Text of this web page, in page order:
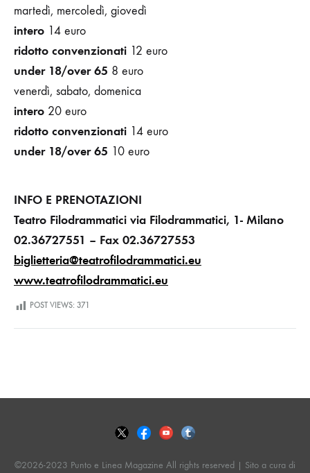
martedì, mercoledì, giovedì
intero 14 euro
ridotto convenzionati 12 euro
under 18/over 65 8 euro
venerdì, sabato, domenica
intero 20 euro
ridotto convenzionati 14 euro
under 18/over 65 10 euro
INFO E PRENOTAZIONI
Teatro Filodrammatici via Filodrammatici, 1- Milano
02.36727551 – Fax 02.36727553
biglietteria@teatrofilodrammatici.eu
www.teatrofilodrammatici.eu
POST VIEWS: 371
©2026-2023 Punto e Linea Magazine All rights reserved | Sito a cura di